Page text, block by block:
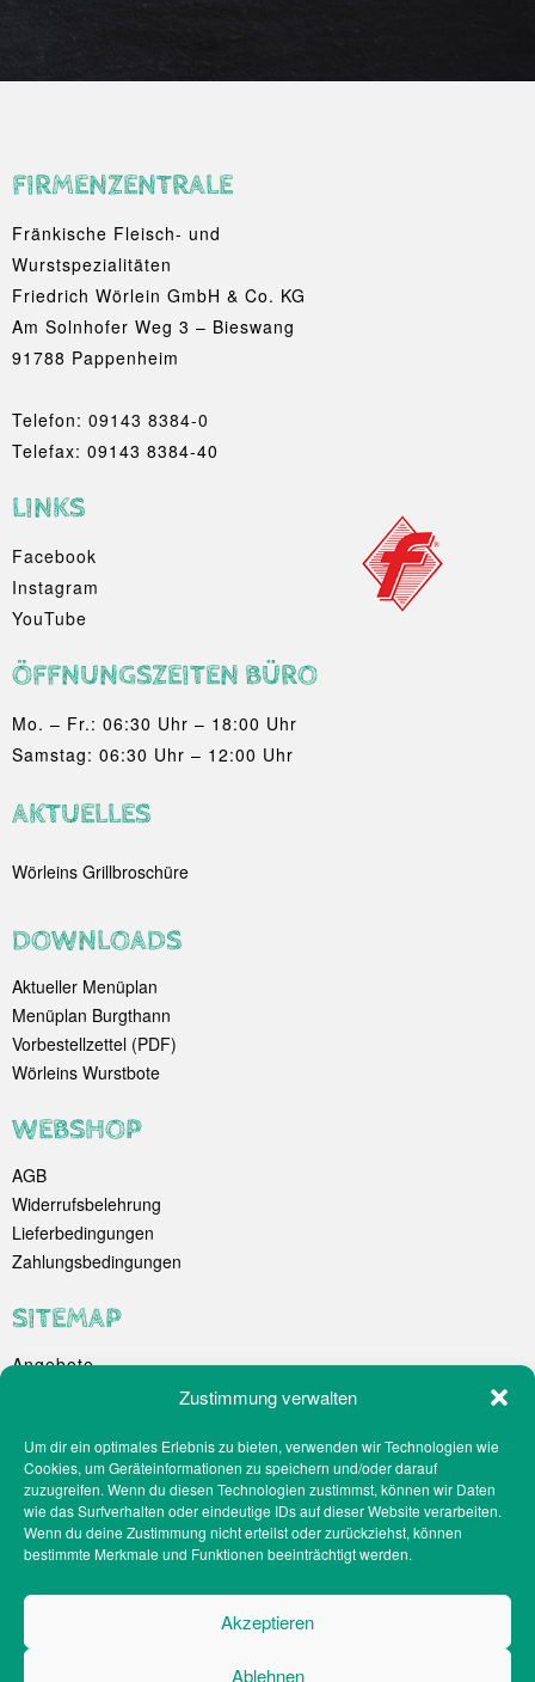
Zustimmung verwalten
Um dir ein optimales Erlebnis zu bieten, verwenden wir Technologien wie
Cookies, um Geräteinformationen zu speichern und/oder darauf
zuzugreifen. Wenn du diesen Technologien zustimmst, können wir Daten
wie das Surfverhalten oder eindeutige IDs auf dieser Website verarbeiten.
Wenn du deine Zustimmung nicht erteilst oder zurückziehst, können
bestimmte Merkmale und Funktionen beeinträchtigt werden.
Akzeptieren
Ablehnen
FIRMENZENTRALE
Fränkische Fleisch- und
Wurstspezialitäten
Friedrich Wörlein GmbH & Co. KG
Am Solnhofer Weg 3 – Bieswang
91788 Pappenheim
Telefon: 09143 8384-0
Telefax: 09143 8384-40
LINKS
Facebook
Instagram
YouTube
ÖFFNUNGSZEITEN BÜRO
Mo. – Fr.: 06:30 Uhr – 18:00 Uhr
Samstag: 06:30 Uhr – 12:00 Uhr
AKTUELLES
Wörleins Grillbroschüre
DOWNLOADS
Aktueller Menüplan
Menüplan Burgthann
Vorbestellzettel (PDF)
Wörleins Wurstbote
WEBSHOP
AGB
Widerrufsbelehrung
Lieferbedingungen
Zahlungsbedingungen
SITEMAP
Angebote
Catering
Webshop
Filialen
Kontakt
Teilnahmebedingungen Gewinnspiel
Impressum
Social-Media-Datenschutz